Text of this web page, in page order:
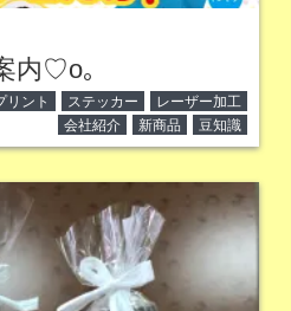
内♡o｡
リント ステッカー
レーザー加工
会社紹介
新商品 豆知識